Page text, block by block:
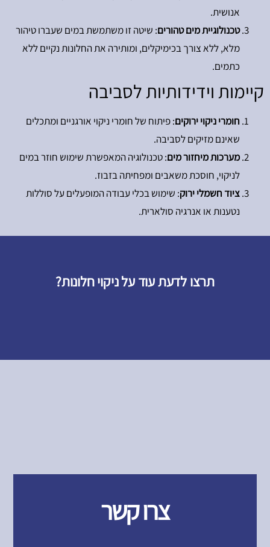
אנושית.
טכנולוגיית מים טהורים: שיטה זו משתמשת במים שעברו טיהור
מלא, ללא צורך בכימיקלים, ומותירה את החלונות נקיים ללא
כתמים.
קיימות וידידותיות לסביבה
חומרי ניקוי ירוקים: פיתוח של חומרי ניקוי אורגניים ומתכלים
שאינם מזיקים לסביבה.
מערכות מיחזור מים: טכנולוגיה המאפשרת שימוש חוזר במים
לניקוי, חוסכת משאבים ומפחיתה בזבוז.
ציוד חשמלי ירוק: שימוש בכלי עבודה המופעלים על סוללות
נטענות או אנרגיה סולארית.
תרצו לדעת עוד על ניקוי חלונות?
צרו קשר